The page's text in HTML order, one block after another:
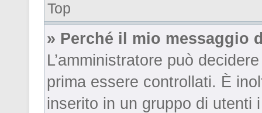
Top
» Perché il mio messaggio
L’amministratore può
prima essere controllati. È
inserito in un gruppo di utenti